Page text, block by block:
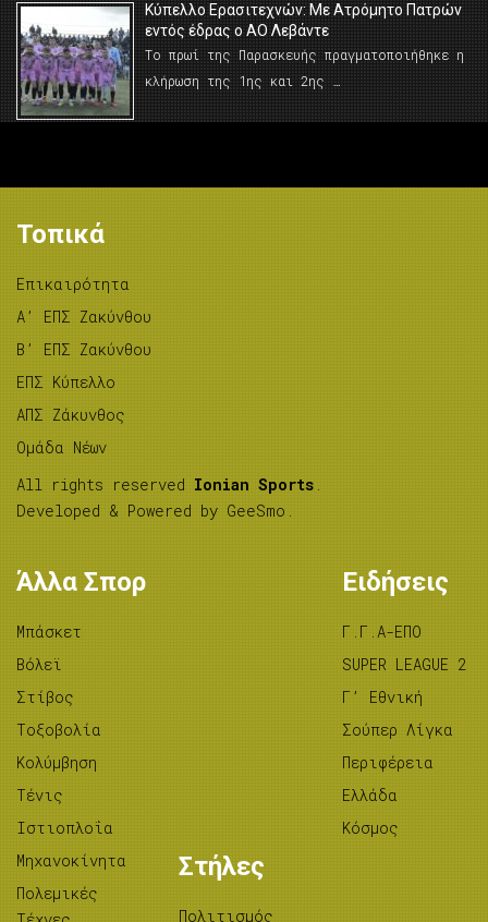
Κύπελλο Ερασιτεχνών: Με Ατρόμητο Πατρών
εντός έδρας ο ΑΟ Λεβάντε
Το πρωί της Παρασκευής πραγματοποιήθηκε η
κλήρωση της 1ης και 2ης …
Τοπικά
Επικαιρότητα
A’ ΕΠΣ Ζακύνθου
B’ ΕΠΣ Ζακύνθου
ΕΠΣ Κύπελλο
ΑΠΣ Ζάκυνθος
Ομάδα Νέων
All rights reserved Ionian Sports .
Developed & Powered by GeeSmo .
Άλλα Σπορ
Μπάσκετ
Βόλεϊ
Στίβος
Tοξοβολία
Κολύμβηση
Τένις
Ιστιοπλοΐα
Μηχανοκίνητα
Πολεμικές
Ειδήσεις
Γ.Γ.Α-ΕΠΟ
SUPER LEAGUE 2
Γ’ Εθνική
Σούπερ Λίγκα
Περιφέρεια
Ελλάδα
Κόσμος
Στήλες
Πολιτισμός